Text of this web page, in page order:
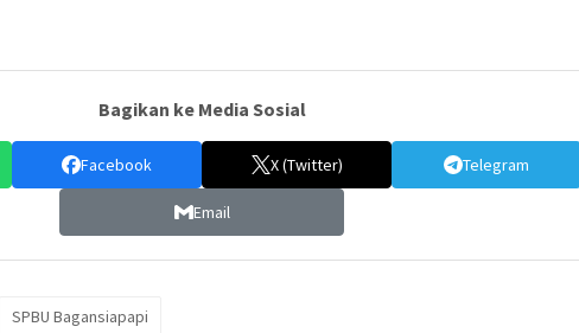
Bagikan ke Media Sosial
Facebook X (Twitter) Telegram
Email
SPBU Bagansiapapi